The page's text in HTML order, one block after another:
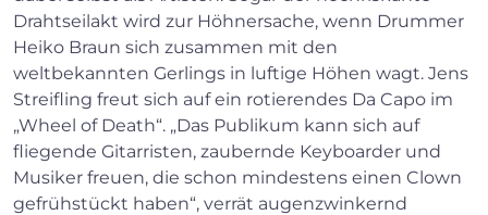
Drahtseilakt wird zur Höhnersache, wenn Drummer
Heiko Braun sich zusammen mit den
weltbekannten Gerlings in luftige Höhen wagt. Jens
Streifling freut sich auf ein rotierendes Da Capo im
„Wheel of Death“. „Das Publikum kann sich auf
fliegende Gitarristen, zaubernde Keyboarder und
Musiker freuen, die schon mindestens einen Clown
gefrühstückt haben“, verrät augenzwinkernd